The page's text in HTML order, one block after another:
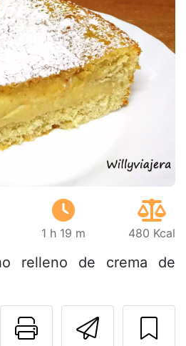
1 h 19 m 480 Kcal
relleno de crema de
Imprimir
al autor